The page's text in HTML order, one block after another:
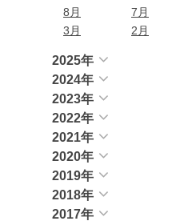
8月 7月
3月
2月
2025年
2024年
2023年
2022年
2021年
2020年
2019年
2018年
2017年